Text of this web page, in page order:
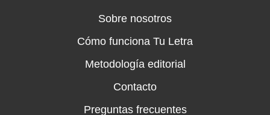
Sobre nosotros
Cómo funciona Tu Letra
Metodología editorial
Contacto
Preguntas frecuentes